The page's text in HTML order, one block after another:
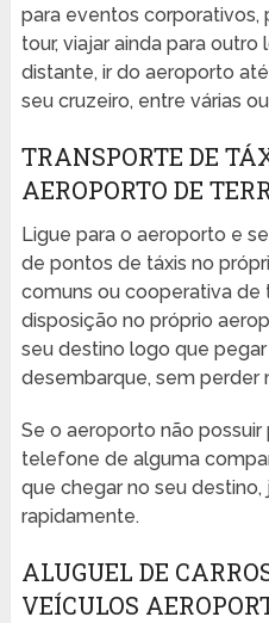
para eventos corporativos,
tour, viajar ainda para
distante, ir do aeroporto
seu cruzeiro, entre várias
TRANSPORTE DE
AEROPORTO DE
Ligue para o aeroporto e
de pontos de táxis no
comuns ou cooperativa de
disposição no próprio
seu destino logo que
desembarque, sem perder
Se o aeroporto não
telefone de alguma
que chegar no seu destino,
rapidamente.
ALUGUEL DE
VEÍCULOS